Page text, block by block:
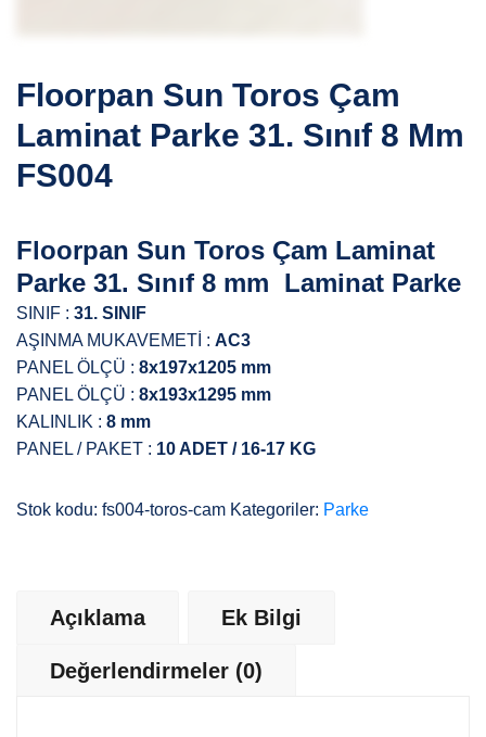
Floorpan Sun Toros Çam
Laminat Parke 31. Sınıf 8 Mm
FS004
Floorpan Sun Toros Çam Laminat
Parke 31. Sınıf 8 mm Laminat Parke
SINIF : 31. SINIF
AŞINMA MUKAVEMETİ : AC3
PANEL ÖLÇÜ : 8x197x1205 mm
PANEL ÖLÇÜ : 8x193x1295 mm
KALINLIK : 8 mm
PANEL / PAKET : 10 ADET / 16-17 KG
Stok kodu: fs004-toros-cam Kategoriler: Parke
Açıklama Ek Bilgi
Değerlendirmeler (0)